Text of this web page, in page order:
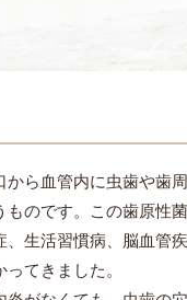
ら血管内に虫歯や歯
ものです。この歯原性
生活習慣病、脳血管
てきました。